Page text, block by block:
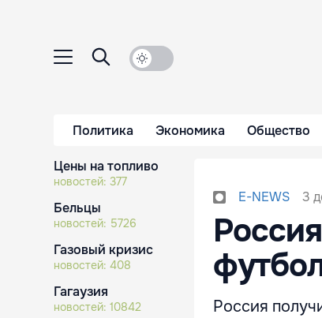
Политика Экономика Общество
Цены на топливо
новостей: 377
Бельцы
новостей: 5726
Газовый кризис
новостей: 408
Гагаузия
новостей: 10842
E-NEWS 3
Россия